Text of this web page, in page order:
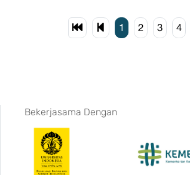
1 2 3 4
Bekerjasama Dengan